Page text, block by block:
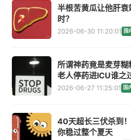
半根苦黄瓜让他肝
时？
2026-06-30 11:20:01 国
所谓神药竟是麦芽糊
老人停药进ICU谁之
2026-06-27 11:25:01 国
40天超长三伏杀到
你稳过整个夏天